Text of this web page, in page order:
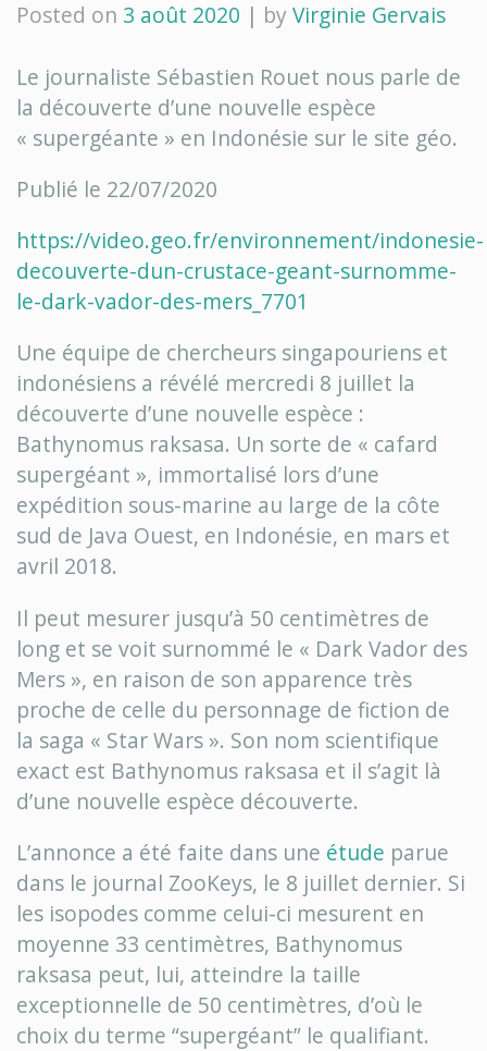
Posted on 3 août 2020 | byVirginie Gervais
Le journaliste Sébastien Rouet nous parle de
la découverte d’une nouvelle espèce
« supergéante » en Indonésie sur le site géo.
Publié le 22/07/2020
https://video.geo.fr/environnement/indonesie-
decouverte-dun-crustace-geant-surnomme-
le-dark-vador-des-mers_7701
Une équipe de chercheurs singapouriens et
indonésiens a révélé mercredi 8 juillet la
découverte d’une nouvelle espèce :
Bathynomus raksasa. Un sorte de « cafard
supergéant », immortalisé lors d’une
expédition sous-marine au large de la côte
sud de Java Ouest, en Indonésie, en mars et
avril 2018.
Il peut mesurer jusqu’à 50 centimètres de
long et se voit surnommé le « Dark Vador des
Mers », en raison de son apparence très
proche de celle du personnage de fiction de
la saga « Star Wars ». Son nom scientifique
exact est Bathynomus raksasa et il s’agit là
d’une nouvelle espèce découverte.
L’annonce a été faite dans une étude parue
dans le journal ZooKeys, le 8 juillet dernier. Si
les isopodes comme celui-ci mesurent en
moyenne 33 centimètres, Bathynomus
raksasa peut, lui, atteindre la taille
exceptionnelle de 50 centimètres, d’où le
choix du terme “supergéant” le qualifiant.